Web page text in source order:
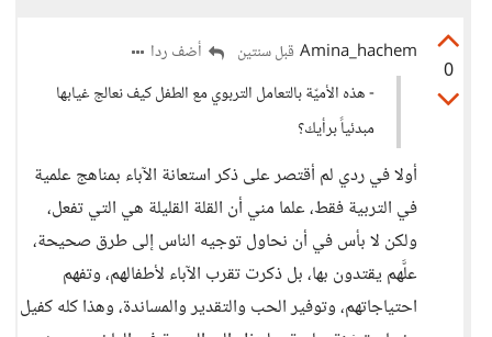
0
Amina_hachem قبل سنتين
أضف ردا
- هذه الأميّة بالتعامل التربوي مع الطفل كيف نعالج غيابها
مبدئياً برأيك؟
أولا في ردي لم أقتصر على ذكر استعانة الآباء بمناهج علمية
في التربية فقط، علما مني أن القلة القليلة هي التي تفعل،
ولكن لا بأس في أن نحاول توجيه الناس إلى طرق صحيحة،
علَّهم يقتدون بها، بل ذكرت تقرب الآباء لأطفالهم، وتفهم
احتياجاتهم، وتوفير الحب والتقدير والمساندة، وهذا كله كفيل